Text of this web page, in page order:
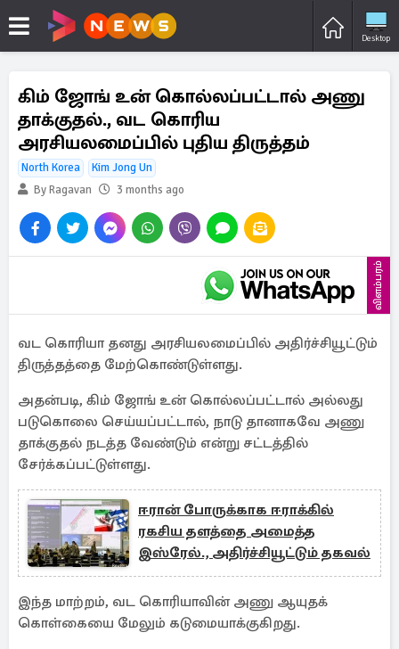
Desktop
கிம் ஜோங் உன் கொல்லப்பட்டால் அணு
தாக்குதல்., வட கொரிய
அரசியலமைப்பில் புதிய திருத்தம்
North Korea
Kim Jong Un
By Ragavan
3 months ago
விளம்பரம்
வட கொரியா தனது அரசியலமைப்பில் அதிர்ச்சியூட்டும்
திருத்தத்தை மேற்கொண்டுள்ளது.
அதன்படி, கிம் ஜோங் உன் கொல்லப்பட்டால் அல்லது
படுகொலை செய்யப்பட்டால், நாடு தானாகவே அணு
தாக்குதல் நடத்த வேண்டும் என்று சட்டத்தில்
சேர்க்கப்பட்டுள்ளது.
ஈரான் போருக்காக ஈராக்கில்
ரகசிய தளத்தை அமைத்த
இஸ்ரேல்., அதிர்ச்சியூட்டும் தகவல்
இந்த மாற்றம், வட கொரியாவின் அணு ஆயுதக்
கொள்கையை மேலும் கடுமையாக்குகிறது.